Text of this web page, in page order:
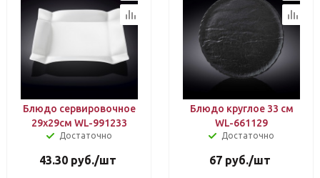
Блюдо сервировочное
29х29см WL-991233
Достаточно
43.30 руб./шт
Блюдо круглое 33 см
WL-661129
Достаточно
67 руб./шт